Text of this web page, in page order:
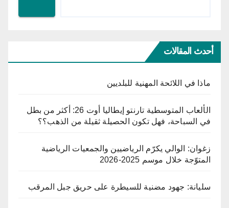
أحدث المقالات
ماذا في اللائحة المهنية للبلديين
الألعاب المتوسطية تارنتو إيطاليا أوت 26: أكثر من بطل
في السباحة، فهل تكون الحصيلة ثقيلة من الذهب؟؟
زغوان: الوالي يكرّم الرياضيين والجمعيات الرياضية
المتوّجة خلال موسم 2025-2026
سليانة: جهود مضنية للسيطرة على حريق جبل المرقب